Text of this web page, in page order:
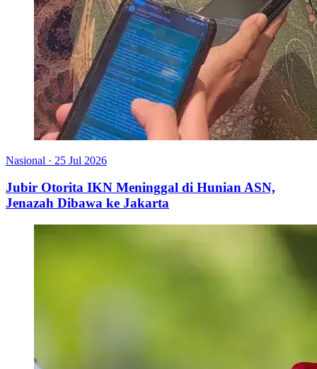
Nasional · 25 Jul 2026
Jubir Otorita IKN Meninggal di Hunian ASN,
Jenazah Dibawa ke Jakarta